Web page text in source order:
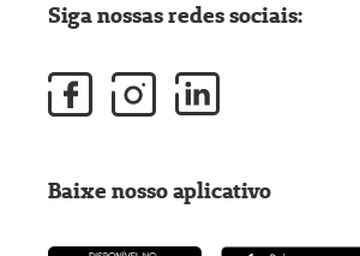
Siga nossas redes sociais:
Baixe nosso aplicativo